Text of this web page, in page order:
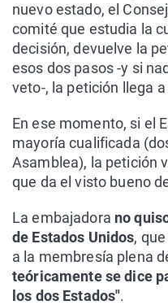
nuevo estado, el
comité que estudia la
decisión, devuelve la
esos dos pasos -y si
veto-, la petición llega
En ese momento, si el
mayoría cualificada
Asamblea), la petición
que da el visto bueno
La embajadora no
de Estados Unidos,
a la membresía plena
teóricamente se dice
los dos Estados".